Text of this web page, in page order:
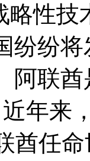
略性
纷纷
阿联
年来
酋任